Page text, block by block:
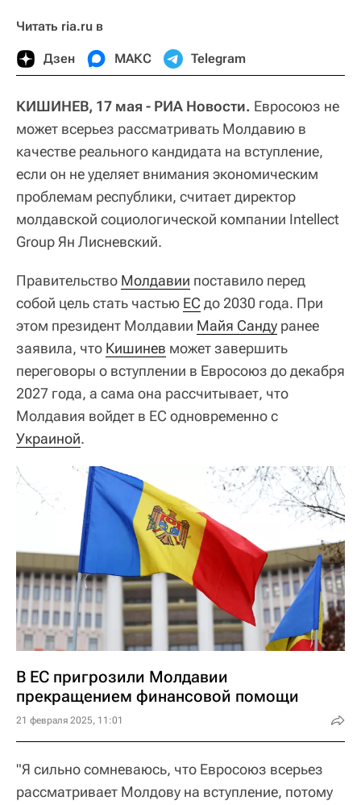
Читать ria.ru в
Дзен МАКС Telegram
КИШИНЕВ, 17 мая - РИА Новости. Евросоюз не
может всерьез рассматривать Молдавию в
качестве реального кандидата на вступление,
если он не уделяет внимания экономическим
проблемам республики, считает директор
молдавской социологической компании Intellect
Group Ян Лисневский.
Правительство Молдавии поставило перед
собой цель стать частью ЕС до 2030 года. При
этом президент Молдавии Майя Санду ранее
заявила, что Кишинев может завершить
переговоры о вступлении в Евросоюз до декабря
2027 года, а сама она рассчитывает, что
Молдавия войдет в ЕС одновременно с
Украиной.
В ЕС пригрозили Молдавии
прекращением финансовой помощи
21 февраля 2025, 11:01
"Я сильно сомневаюсь, что Евросоюз всерьез
рассматривает Молдову на вступление, потому